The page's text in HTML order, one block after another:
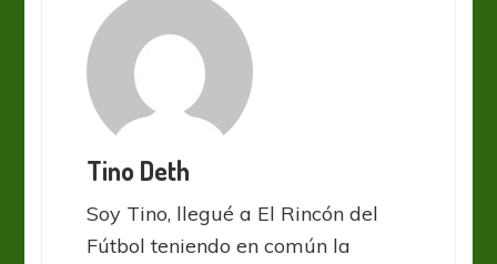
Tino Deth
Soy Tino, llegué a El Rincón del
Fútbol teniendo en común la